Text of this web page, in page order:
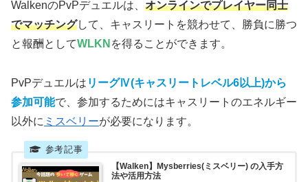
WalkenのPvPデュエルは、 オンラインでプレイヤー同士
でマッチングして、キャスリートを競わせて、勝負に勝つ
と報酬としてWLKN を得ることができます。
PvPデュエルは リーグⅣ(キャスリートレベル6以上)から
参加可能で、参加するためにはキャスリートのエネルギー
以外に ミスベリーが必要になります。
【Walken】Mysberries(ミスベリー) の入手方
法や活用方法